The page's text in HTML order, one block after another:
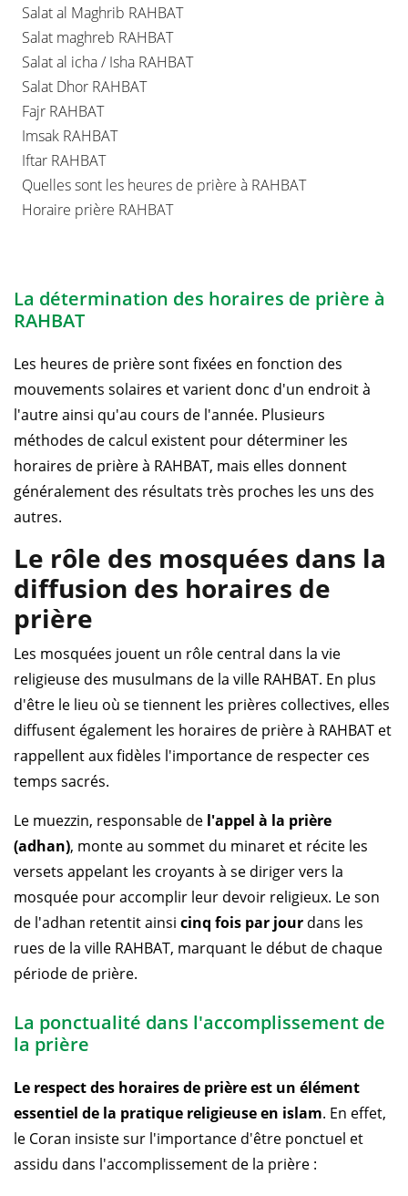
Salat al Maghrib RAHBAT
Salat maghreb RAHBAT
Salat al icha / Isha RAHBAT
Salat Dhor RAHBAT
Fajr RAHBAT
Imsak RAHBAT
Iftar RAHBAT
Quelles sont les heures de prière à RAHBAT
Horaire prière RAHBAT
La détermination des horaires de prière à
RAHBAT
Les heures de prière sont fixées en fonction des
mouvements solaires et varient donc d'un endroit à
l'autre ainsi qu'au cours de l'année. Plusieurs
méthodes de calcul existent pour déterminer les
horaires de prière à RAHBAT, mais elles donnent
généralement des résultats très proches les uns des
autres.
Le rôle des mosquées dans la
diffusion des horaires de
prière
Les mosquées jouent un rôle central dans la vie
religieuse des musulmans de la ville RAHBAT. En plus
d'être le lieu où se tiennent les prières collectives, elles
diffusent également les horaires de prière à RAHBAT et
rappellent aux fidèles l'importance de respecter ces
temps sacrés.
Le muezzin, responsable de l'appel à la prière
(adhan), monte au sommet du minaret et récite les
versets appelant les croyants à se diriger vers la
mosquée pour accomplir leur devoir religieux. Le son
de l'adhan retentit ainsi cinq fois par jour dans les
rues de la ville RAHBAT, marquant le début de chaque
période de prière.
La ponctualité dans l'accomplissement de
la prière
Le respect des horaires de prière est un élément
essentiel de la pratique religieuse en islam. En effet,
le Coran insiste sur l'importance d'être ponctuel et
assidu dans l'accomplissement de la prière :